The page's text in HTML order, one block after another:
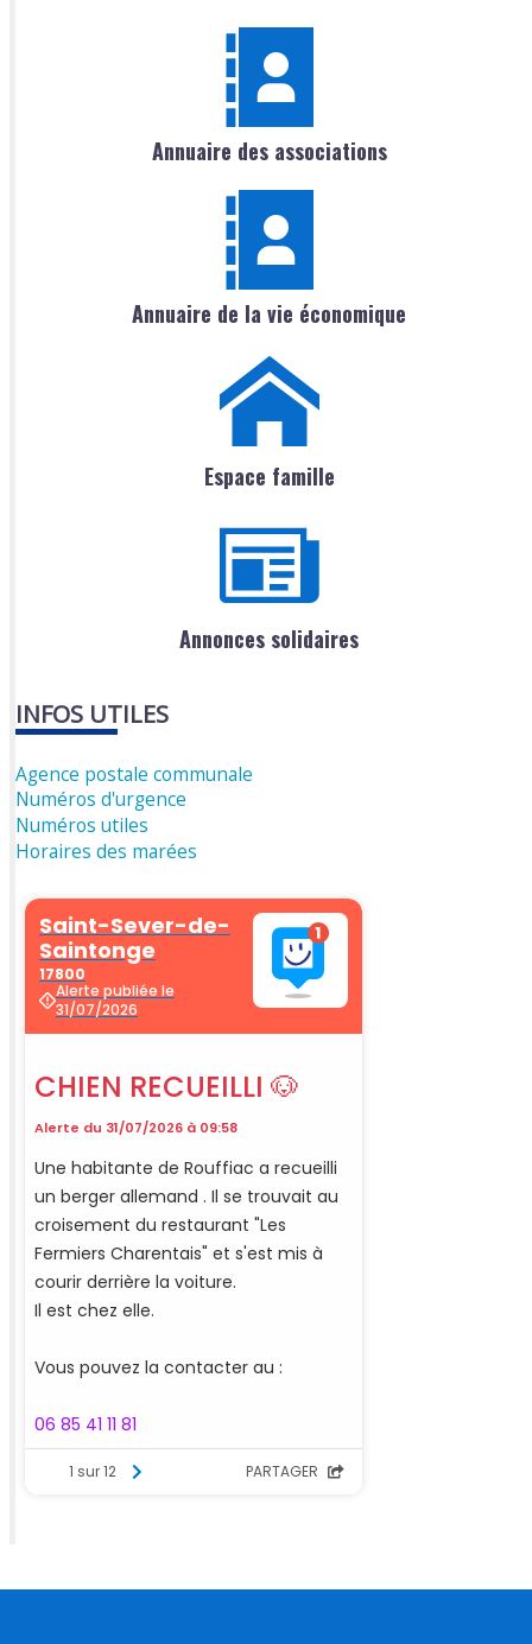
Annuaire des associations
Annuaire de la vie économique
Espace famille
Annonces solidaires
INFOS UTILES
Agence postale communale
Numéros d'urgence
Numéros utiles
Horaires des marées